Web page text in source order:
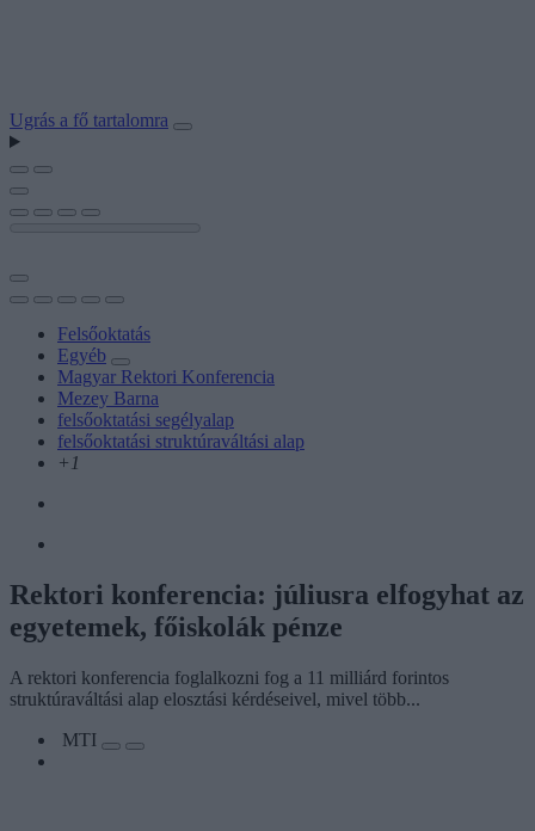
Ugrás a fő tartalomra
Felsőoktatás
Egyéb
Magyar Rektori Konferencia
Mezey Barna
felsőoktatási segélyalap
felsőoktatási struktúraváltási alap
+1
Rektori konferencia: júliusra elfogyhat az
egyetemek, főiskolák pénze
A rektori konferencia foglalkozni fog a 11 milliárd forintos
struktúraváltási alap elosztási kérdéseivel, mivel több...
MTI